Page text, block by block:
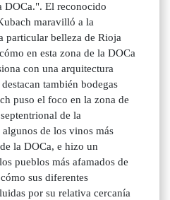
DOCa.". El reconocido
maravilló a la
particular belleza de Rioja
en esta zona de la DOCa
con una arquitectura
también bodegas
puso el foco en la zona de
de la
de los vinos más
la DOCa, e hizo un
pueblos más afamados de
sus diferentes
por su relativa cercanía